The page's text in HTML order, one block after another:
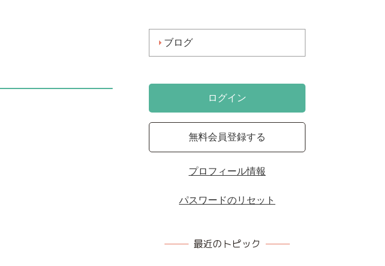
ブログ
ログイン
無料会員登録する
プロフィール情報
パスワードのリセット
最近のトピック